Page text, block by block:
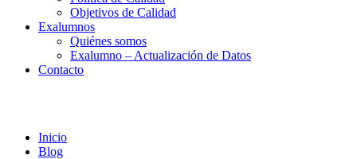
Objetivos de Calidad
Exalumnos
Quiénes somos
Exalumno – Actualización de Datos
Contacto
Inicio
Blog